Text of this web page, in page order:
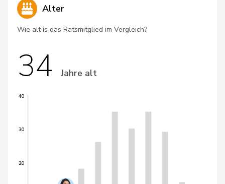
Alter
Wie alt is das Ratsmitglied im Vergleich?
34 Jahre alt
20
30
40